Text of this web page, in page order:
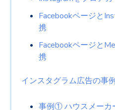
Facebookページと
携
Facebookページと
携
インスタグラム広告の事
事例① ハウスメーカ